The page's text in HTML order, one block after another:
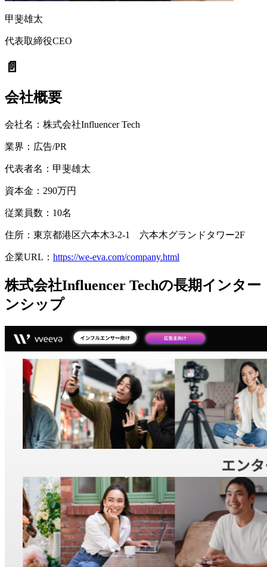
甲斐雄太
代表取締役CEO
📄
会社概要
会社名： 株式会社Influencer Tech
業界： 広告/PR
代表者名： 甲斐雄太
資本金： 290万円
従業員数： 10名
住所：東京都港区六本木3-2-1 六本木グランドタワー2F
企業URL： https://we-eva.com/company.html
株式会社Influencer Techの長期インター
ンシップ